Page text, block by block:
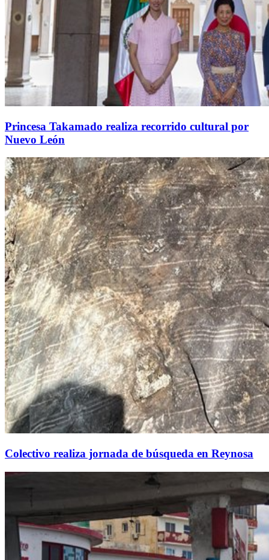
Princesa Takamado realiza recorrido cultural por
Nuevo León
Colectivo realiza jornada de búsqueda en Reynosa